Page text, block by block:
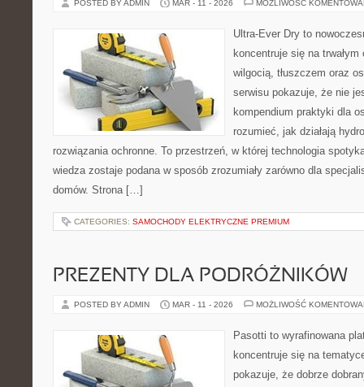
POSTED BY ADMIN MAR - 11 - 2026 MOŻLIWOŚĆ
Ultra-Ever Dry to
koncentruje się na trwałym
wilgocią, tłuszczem oraz
serwisu pokazuje, że nie
kompendium praktyki dla
rozumieć, jak działają
rozwiązania ochronne. To przestrzeń, w której technologia
wiedza zostaje podana w sposób zrozumiały zarówno dla
domów. Strona […]
CATEGORIES: SAMOCHODY ELEKTRYCZNE PREMIUM
PREZENTY DLA PODRÓŻNIKÓW
POSTED BY ADMIN MAR - 11 - 2026 MOŻLIWOŚĆ
Pasotti to wyrafinowana
koncentruje się na
pokazuje, że dobrze